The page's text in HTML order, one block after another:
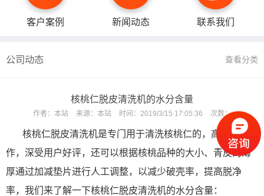
客户案例 新闻动态 联系我们
公司动态 查看分类
核桃仁脱皮清洗机的水分含量
作者： 本站 来源： 本站 时间： 2019/3/15 17:05:36 次数：
核桃仁脱皮清洗机是专门用于清洗核桃仁的，高效率的工
作，深受用户好评，还可以根据核桃品种的大小、青皮的薄
厚通过加减垫片进行人工调整，以减少破壳率，提高脱净
率，我们来了解一下核桃仁脱皮清洗机的水分含量：